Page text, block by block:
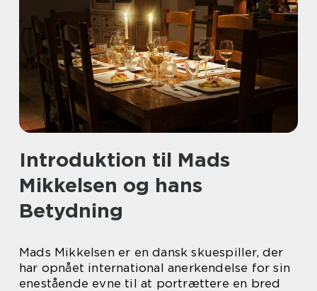
Introduktion til Mads
Mikkelsen og hans
Betydning
Mads Mikkelsen er en dansk skuespiller, der
har opnået international anerkendelse for sin
enestående evne til at portrættere en bred